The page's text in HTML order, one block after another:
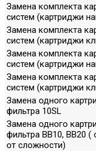
Замена комплекта
систем (картриджи
Замена комплекта
систем (картриджи
Замена комплекта
систем (картриджи
Замена комплекта
систем (картриджи
Замена одного
фильтра 10SL
Замена одного
фильтра ВВ10, ВВ20 (
от сложности)